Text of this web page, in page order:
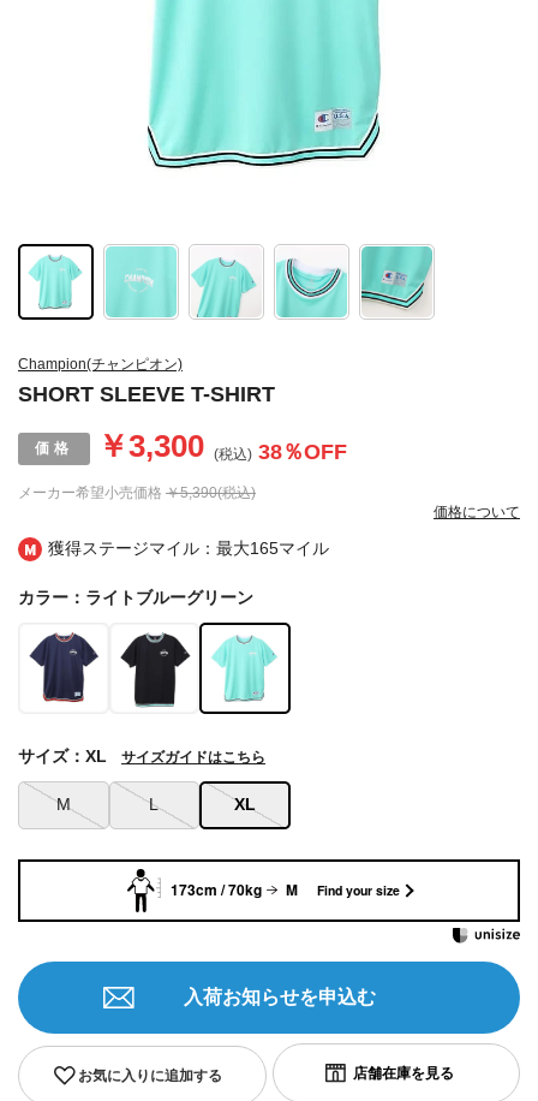
獲得ステージマイル：最大165マイル
Champion(チャンピオン)
SHORT SLEEVE T-SHIRT
メーカー希望小売価格 ￥5,390(税込)
￥3,300 (税込) 38％OFF
価格について
カラー：ライトブルーグリーン
M L XL
サイズ：XL サイズガイドはこちら
お気に入りに追加する
入荷お知らせを申込む
173cm / 70kg M Find your size